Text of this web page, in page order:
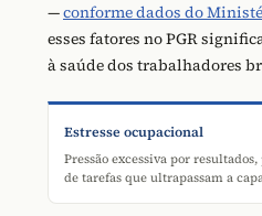
—conforme dados do
esses fatores no PGR
à saúde dos trabalhadores
Estresse ocupacional
Pressão excessiva por
de tarefas que ultrapassam a